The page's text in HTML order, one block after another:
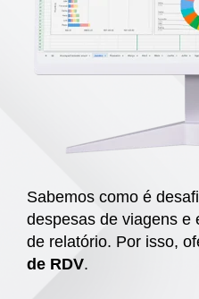
Sabemos como é
despesas de viagens e
de relatório. Por isso,
de RDV.